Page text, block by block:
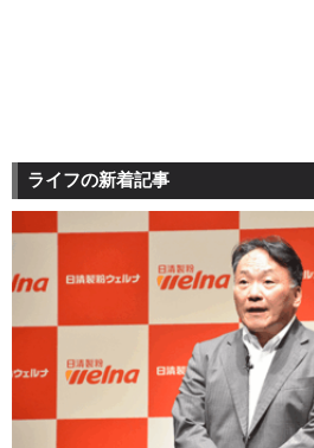
ライフの新着記事